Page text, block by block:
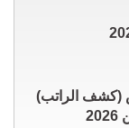
(كشف الراتب)